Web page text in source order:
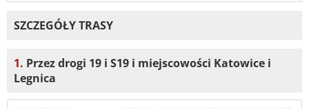
SZCZEGÓŁY TRASY
1. Przez drogi 19 i S19 i miejscowości Katowice i
Legnica